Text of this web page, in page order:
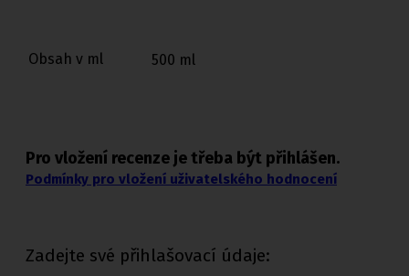
Obsah v ml 500 ml
Pro vložení recenze je třeba být přihlášen.
Podmínky pro vložení uživatelského hodnocení
Zadejte své přihlašovací údaje: